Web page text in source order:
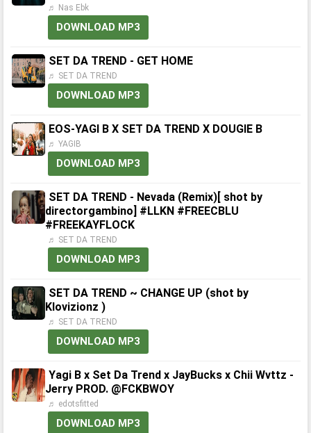
♬ Nas Ebk
DOWNLOAD MP3
SET DA TREND - GET HOME
♬ SET DA TREND
DOWNLOAD MP3
EOS-YAGI B X SET DA TREND X DOUGIE B
♬ YAGIB
DOWNLOAD MP3
SET DA TREND - Nevada (Remix)[ shot by
directorgambino] #LLKN #FREECBLU
#FREEKAYFLOCK
♬ SET DA TREND
DOWNLOAD MP3
SET DA TREND ~ CHANGE UP (shot by
Klovizionz )
♬ SET DA TREND
DOWNLOAD MP3
Yagi B x Set Da Trend x JayBucks x Chii Wvttz -
Jerry PROD. @FCKBWOY
♬ edotsfitted
DOWNLOAD MP3